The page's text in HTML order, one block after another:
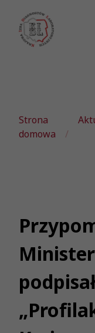
Strona
domowa